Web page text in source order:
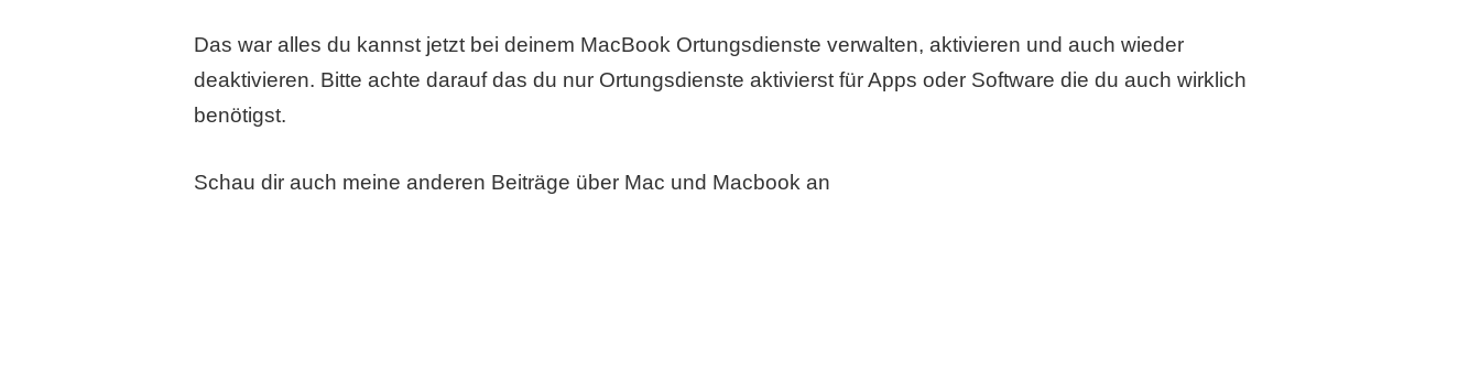
Das war alles du kannst jetzt bei deinem MacBook Ortungsdienste verwalten, aktivieren und auch wieder
deaktivieren. Bitte achte darauf das du nur Ortungsdienste aktivierst für Apps oder Software die du auch wirklich
benötigst.
Schau dir auch meine anderen Beiträge über Mac und Macbook an